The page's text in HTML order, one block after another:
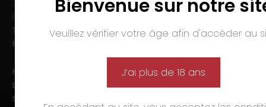
Bienvenue sur notre
Veuillez vérifier votre âge afin d'accéder au
J’ai plus de 18 ans
7 avenue Pierre Pflimlin – ZAC Espale
Tél. :
03 89 46 50 35
Mail :
Horaires d’ouverture :
Lun-ven. :
09h00-12h00 et 14h00-19h00
Sam. :